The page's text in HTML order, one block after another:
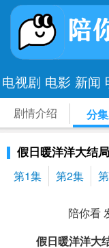
电视剧 电影 新闻
剧情介绍 分
假日暖洋洋大结
第1集 第2集
陪你看
假日暖洋洋大